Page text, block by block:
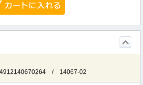
4912140670264 / 14067-02